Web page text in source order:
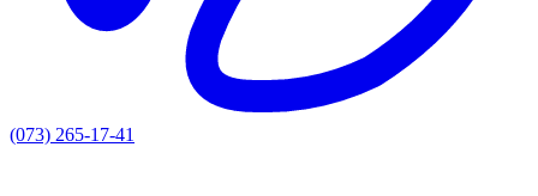
(073) 265-17-41